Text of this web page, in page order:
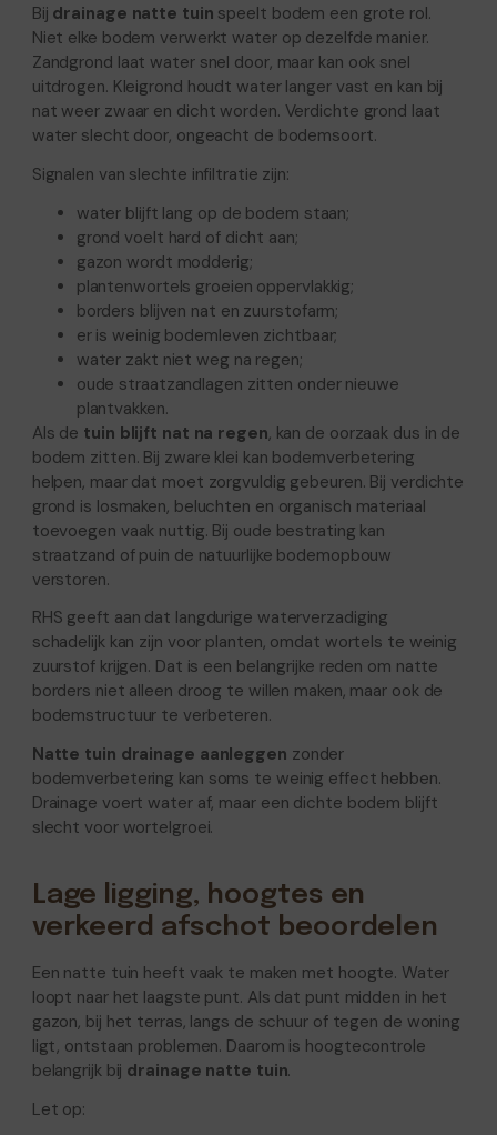
Bij drainage natte tuin speelt bodem een grote rol.
Niet elke bodem verwerkt water op dezelfde manier.
Zandgrond laat water snel door, maar kan ook snel
uitdrogen. Kleigrond houdt water langer vast en kan bij
nat weer zwaar en dicht worden. Verdichte grond laat
water slecht door, ongeacht de bodemsoort.
Signalen van slechte infiltratie zijn:
water blijft lang op de bodem staan;
grond voelt hard of dicht aan;
gazon wordt modderig;
plantenwortels groeien oppervlakkig;
borders blijven nat en zuurstofarm;
er is weinig bodemleven zichtbaar;
water zakt niet weg na regen;
oude straatzandlagen zitten onder nieuwe
plantvakken.
Als de tuin blijft nat na regen, kan de oorzaak dus in de
bodem zitten. Bij zware klei kan bodemverbetering
helpen, maar dat moet zorgvuldig gebeuren. Bij verdichte
grond is losmaken, beluchten en organisch materiaal
toevoegen vaak nuttig. Bij oude bestrating kan
straatzand of puin de natuurlijke bodemopbouw
verstoren.
RHS geeft aan dat langdurige waterverzadiging
schadelijk kan zijn voor planten, omdat wortels te weinig
zuurstof krijgen. Dat is een belangrijke reden om natte
borders niet alleen droog te willen maken, maar ook de
bodemstructuur te verbeteren.
Natte tuin drainage aanleggen zonder
bodemverbetering kan soms te weinig effect hebben.
Drainage voert water af, maar een dichte bodem blijft
slecht voor wortelgroei.
Lage ligging, hoogtes en
verkeerd afschot beoordelen
Een natte tuin heeft vaak te maken met hoogte. Water
loopt naar het laagste punt. Als dat punt midden in het
gazon, bij het terras, langs de schuur of tegen de woning
ligt, ontstaan problemen. Daarom is hoogtecontrole
belangrijk bij drainage natte tuin.
Let op: